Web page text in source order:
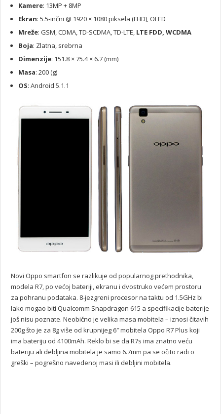
Kamere: 13MP + 8MP
Ekran: 5.5-inčni @ 1920 × 1080 piksela (FHD), OLED
Mreže: GSM, CDMA, TD-SCDMA, TD-LTE, LTE FDD, WCDMA
Boja: Zlatna, srebrna
Dimenzije: 151.8 × 75.4 × 6.7 (mm)
Masa: 200 (g)
OS: Android 5.1.1
Novi Oppo smartfon se razlikuje od popularnog prethodnika,
modela R7, po većoj bateriji, ekranu i dvostruko većem prostoru
za pohranu podataka. 8-jezgreni procesor na taktu od 1.5GHz bi
lako mogao biti Qualcomm Snapdragon 615 a specifikacije baterije
još nisu poznate. Neobično je velika masa mobitela – iznosi čitavih
200g što je za 8g više od krupnijeg 6″ mobitela Oppo R7 Plus koji
ima bateriju od 4100mAh. Reklo bi se da R7s ima znatno veću
bateriju ali debljina mobitela je samo 6.7mm pa se očito radi o
greški – pogrešno navedenoj masi ili debljini mobitela.